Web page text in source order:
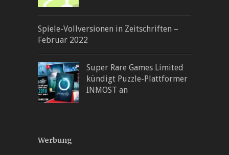
Spiele-Vollversionen in Zeitschriften –
Februar 2022
Super Rare Games Limited
kündigt Puzzle-Plattformer
INMOST an
Werbung